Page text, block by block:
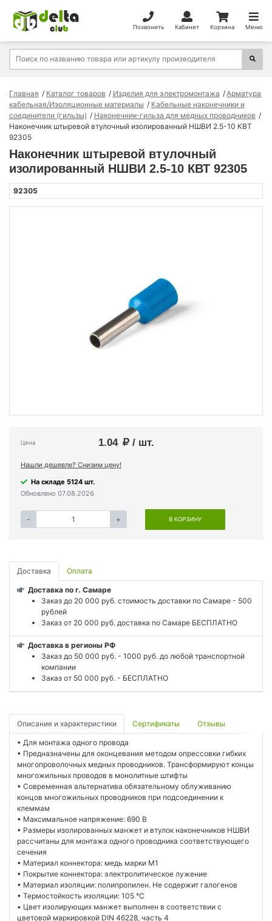
Позвонить Кабинет Корзина Меню
Главная Каталог товаров Изделия для электромонтажа
Арматура
кабельная/Изоляционные материалы
Кабельные наконечники и
соединители (гильзы)
Наконечник-гильза для медных проводников
Наконечник штыревой втулочный изолированный НШВИ 2.5-10 КВТ
92305
Наконечник штыревой втулочный
изолированный НШВИ 2.5-10 КВТ 92305
92305
Цена 1.04 / шт.
Нашли дешевле? Снизим цену!
На складе 5124 шт.
Обновлено 07.08.2026
- + В КОРЗИНУ
Доставка Оплата
Доставка по г. Самаре
Заказ до 20 000 руб. стоимость доставки по Самаре - 500
рублей
Заказ от 20 000 руб. доставка по Самаре БЕСПЛАТНО
Доставка в регионы РФ
Заказ до 50 000 руб. - 1000 руб. до любой транспортной
компании
Заказ от 50 000 руб. - БЕСПЛАТНО
Описание и характеристики Сертификаты Отзывы
• Для монтажа одного провода
• Предназначены для оконцевания методом опрессовки гибких
многопроволочных медных проводников. Трансформируют концы
многожильных проводов в монолитные штифты
• Современная альтернатива обязательному облуживанию
концов многожильных проводников при подсоединении к
клеммам
• Максимальное напряжение: 690 В
• Размеры изолированных манжет и втулок наконечников НШВИ
рассчитаны для монтажа одного проводника соответствующего
сечения
• Материал коннектора: медь марки М1
• Покрытие коннектора: электролитическое лужение
• Материал изоляции: полипропилен. Не содержит галогенов
• Термостойкость изоляции: 105 °C
• Цвет изолирующих манжет выполнен в соответствии с
цветовой маркировкой DIN 46228, часть 4